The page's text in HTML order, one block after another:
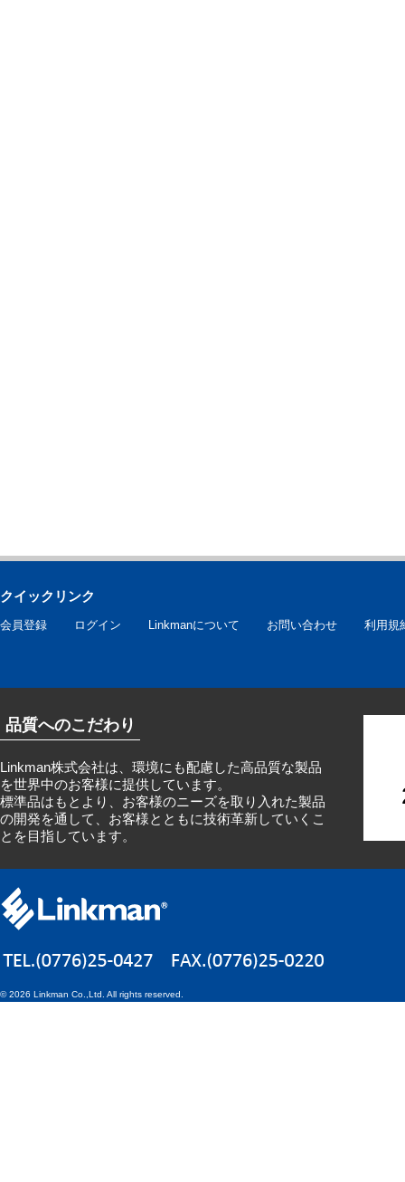
クイックリンク
会員登録 ログイン Linkmanについて お問い合わせ 利用規
品質へのこだわり
Linkman株式会社は、環境にも配慮した高品質な製品
を世界中のお客様に提供しています。
標準品はもとより、お客様のニーズを取り入れた製品
の開発を通して、お客様とともに技術革新していくこ
とを目指しています。
©2026 Linkman Co.,Ltd. All rights reserved.